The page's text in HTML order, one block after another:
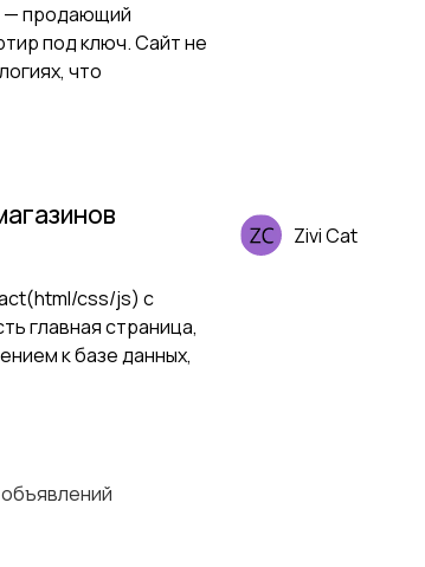
— продающий
под ключ. Сайт не
что
css/js) с
главная страница,
к базе данных,
Zivi Cat